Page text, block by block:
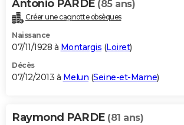
Antonio PARDE (85 ans)
Créer une cagnotte obsèques
Naissance
07/11/1928 à Montargis (Loiret)
Décès
07/12/2013 à Melun (Seine-et-Marne)
Raymond PARDE (81 ans)